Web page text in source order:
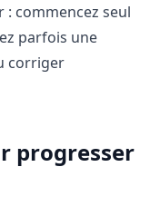
: commencez seul
parfois une
corriger
progresser